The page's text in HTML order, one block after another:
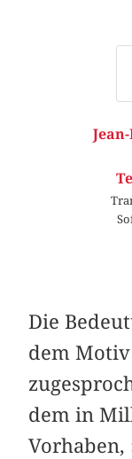
Die
dem
dem in
Vorhaben,